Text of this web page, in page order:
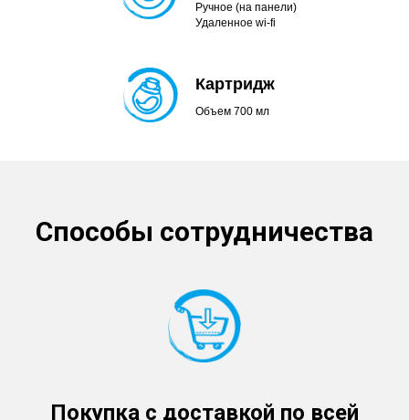
Ручное (на панели)
Удаленное wi-fi
Картридж
Объем 700 мл
Способы сотрудничества
Покупка с доставкой по всей